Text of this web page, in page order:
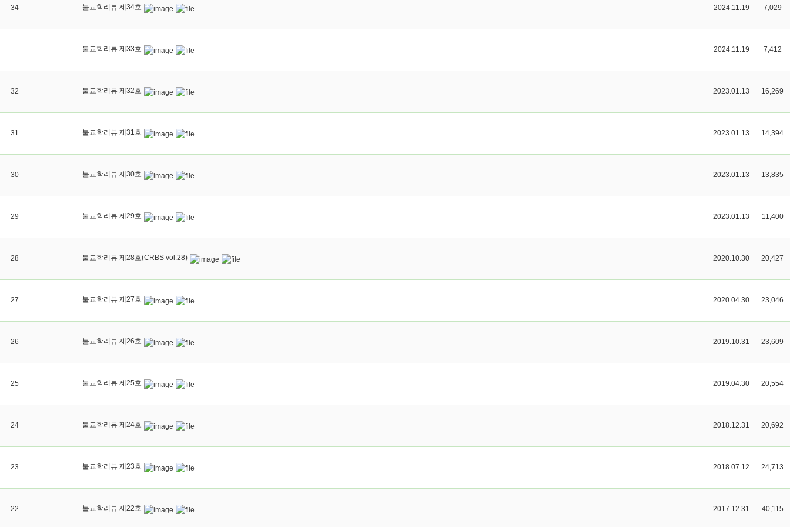
34 불교학리뷰 제34호 2024.11.19 7,029
불교학리뷰 제33호 2024.11.19 7,412
32 불교학리뷰 제32호 2023.01.13 16,269
31 불교학리뷰 제31호 2023.01.13 14,394
30 불교학리뷰 제30호 2023.01.13 13,835
29 불교학리뷰 제29호 2023.01.13 11,400
28 불교학리뷰 제28호(CRBS vol.28) 2020.10.30 20,427
27 불교학리뷰 제27호 2020.04.30 23,046
26 불교학리뷰 제26호 2019.10.31 23,609
25 불교학리뷰 제25호 2019.04.30 20,554
24 불교학리뷰 제24호 2018.12.31 20,692
23 불교학리뷰 제23호 2018.07.12 24,713
22 불교학리뷰 제22호 2017.12.31 40,115